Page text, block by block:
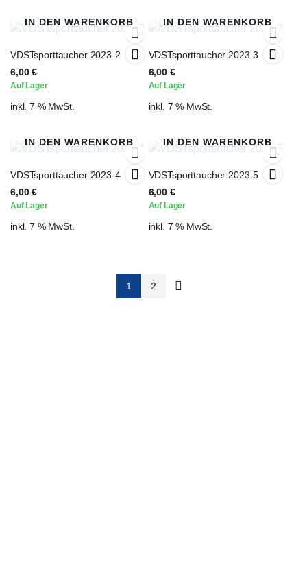
IN DEN WARENKORB
VDSTsporttaucher 2023-2
6,00€
Auf Lager
inkl. 7 % MwSt.
IN DEN WARENKORB
VDSTsporttaucher 2023-3
6,00 €
Auf Lager
inkl. 7 % MwSt.
IN DEN WARENKORB
VDSTsporttaucher 2023-4
6,00€
Auf Lager
inkl. 7 % MwSt.
IN DEN WARENKORB
VDSTsporttaucher 2023-5
6,00 €
Auf Lager
inkl. 7 % MwSt.
1 2